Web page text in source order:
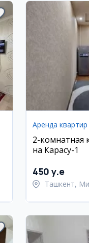
Аренда квартир
2-комнатная
на Карасу-1
450 y.e
Ташкент,